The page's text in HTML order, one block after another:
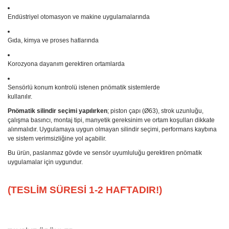
Endüstriyel otomasyon ve makine uygulamalarında
Gıda, kimya ve proses hatlarında
Korozyona dayanım gerektiren ortamlarda
Sensörlü konum kontrolü istenen pnömatik sistemlerde
kullanılır.
Pnömatik silindir seçimi yapılırken; piston çapı (Ø63), strok uzunluğu,
çalışma basıncı, montaj tipi, manyetik gereksinim ve ortam koşulları dikkate
alınmalıdır. Uygulamaya uygun olmayan silindir seçimi, performans kaybına
ve sistem verimsizliğine yol açabilir.
Bu ürün, paslanmaz gövde ve sensör uyumluluğu gerektiren pnömatik
uygulamalar için uygundur.
(TESLİM SÜRESİ 1-2 HAFTADIR!)